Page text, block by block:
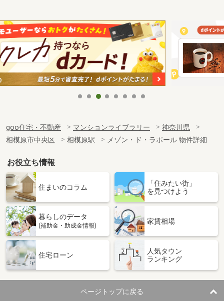
goo住宅・不動産 マンションライブラリー
神奈川県
相模原市中央区
相模原駅 メゾン・ド・ラポール 物件詳細
お役立ち情報
住まいのコラム
「住みたい街」
を見つけよう
暮らしのデータ
(補助金・助成金情報)
家賃相場
住宅ローン
人気タウン
ランキング
ページトップに戻る